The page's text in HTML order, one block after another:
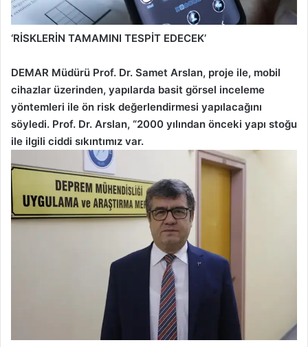
‘RİSKLERİN TAMAMINI TESPİT EDECEK’
DEMAR Müdürü Prof. Dr. Samet Arslan, proje ile, mobil
cihazlar üzerinden, yapılarda basit görsel inceleme
yöntemleri ile ön risk değerlendirmesi yapılacağını
söyledi. Prof. Dr. Arslan, “2000 yılından önceki yapı stoğu
ile ilgili ciddi sıkıntımız var.